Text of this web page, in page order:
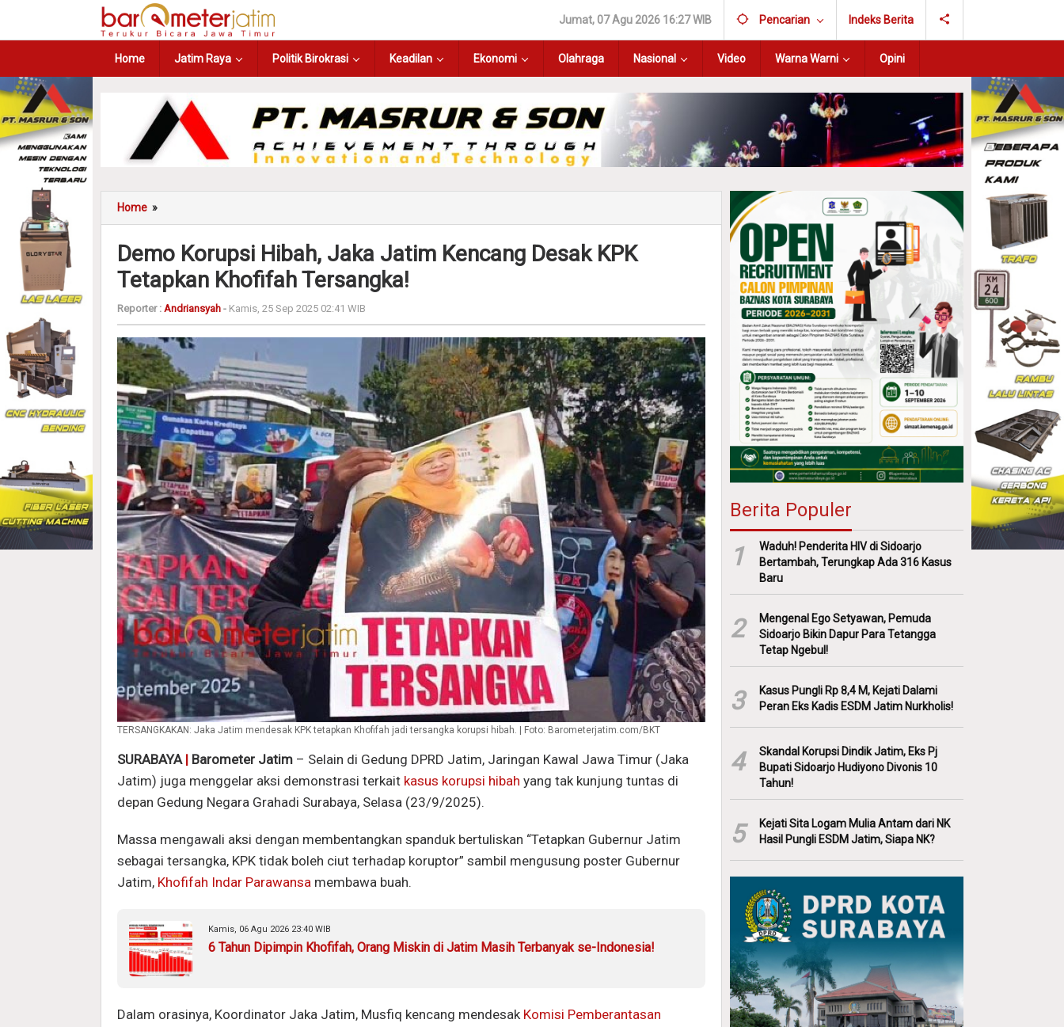
Jumat, 07 Agu 2026 16:27 WIB Pencarian Indeks Berita
Home Jatim Raya Politik Birokrasi Keadilan Ekonomi Olahraga Nasional Video Warna Warni Opini
Home »
Demo Korupsi Hibah, Jaka Jatim Kencang Desak KPK
Tetapkan Khofifah Tersangka!
Reporter : Andriansyah - Kamis, 25 Sep 2025 02:41 WIB
TERSANGKAKAN: Jaka Jatim mendesak KPK tetapkan Khofifah jadi tersangka korupsi hibah. | Foto: Barometerjatim.com/BKT
SURABAYA | Barometer Jatim – Selain di Gedung DPRD Jatim, Jaringan Kawal Jawa Timur (Jaka
Jatim) juga menggelar aksi demonstrasi terkait kasus korupsi hibah yang tak kunjung tuntas di
depan Gedung Negara Grahadi Surabaya, Selasa (23/9/2025).
Massa mengawali aksi dengan membentangkan spanduk bertuliskan “Tetapkan Gubernur Jatim
sebagai tersangka, KPK tidak boleh ciut terhadap koruptor” sambil mengusung poster Gubernur
Jatim, Khofifah Indar Parawansa membawa buah.
Kamis, 06 Agu 2026 23:40 WIB
6 Tahun Dipimpin Khofifah, Orang Miskin di Jatim Masih Terbanyak se-Indonesia!
Dalam orasinya, Koordinator Jaka Jatim, Musfiq kencang mendesak Komisi Pemberantasan
Berita Populer
1
Waduh! Penderita HIV di Sidoarjo
Bertambah, Terungkap Ada 316 Kasus
Baru
2
Mengenal Ego Setyawan, Pemuda
Sidoarjo Bikin Dapur Para Tetangga
Tetap Ngebul!
3
Kasus Pungli Rp 8,4 M, Kejati Dalami
Peran Eks Kadis ESDM Jatim Nurkholis!
4
Skandal Korupsi Dindik Jatim, Eks Pj
Bupati Sidoarjo Hudiyono Divonis 10
Tahun!
5
Kejati Sita Logam Mulia Antam dari NK
Hasil Pungli ESDM Jatim, Siapa NK?